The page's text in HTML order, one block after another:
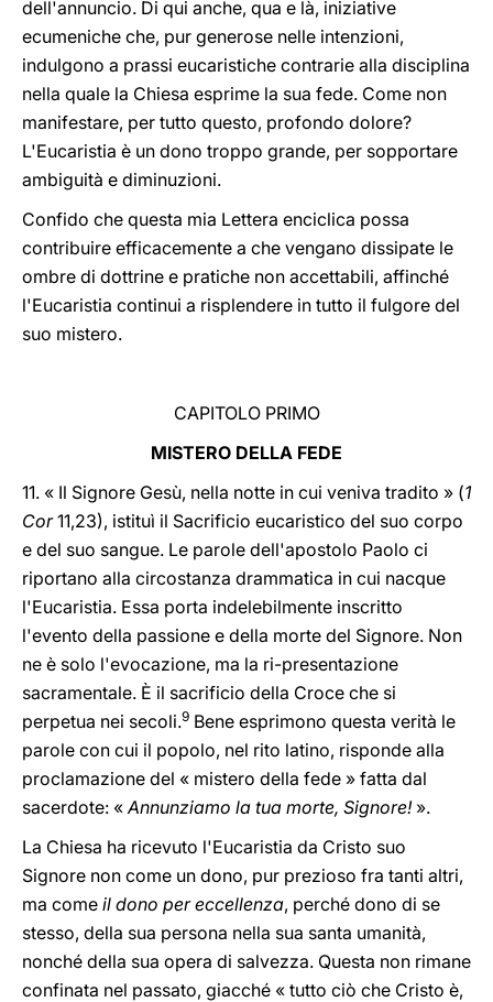
dell'annuncio. Di qui anche, qua e là, iniziative
ecumeniche che, pur generose nelle intenzioni,
indulgono a prassi eucaristiche contrarie alla disciplina
nella quale la Chiesa esprime la sua fede. Come non
manifestare, per tutto questo, profondo dolore?
L'Eucaristia è un dono troppo grande, per sopportare
ambiguità e diminuzioni.
Confido che questa mia Lettera enciclica possa
contribuire efficacemente a che vengano dissipate le
ombre di dottrine e pratiche non accettabili, affinché
l'Eucaristia continui a risplendere in tutto il fulgore del
suo mistero.
CAPITOLO PRIMO
MISTERO DELLA FEDE
11. « Il Signore Gesù, nella notte in cui veniva tradito » (1
Cor11,23), istituì il Sacrificio eucaristico del suo corpo
e del suo sangue. Le parole dell'apostolo Paolo ci
riportano alla circostanza drammatica in cui nacque
l'Eucaristia. Essa porta indelebilmente inscritto
l'evento della passione e della morte del Signore. Non
ne è solo l'evocazione, ma la ri-presentazione
sacramentale. È il sacrificio della Croce che si
perpetua nei secoli.9 Bene esprimono questa verità le
parole con cui il popolo, nel rito latino, risponde alla
proclamazione del « mistero della fede » fatta dal
sacerdote: «Annunziamo la tua morte, Signore!».
La Chiesa ha ricevuto l'Eucaristia da Cristo suo
Signore non come un dono, pur prezioso fra tanti altri,
ma come il dono per eccellenza, perché dono di se
stesso, della sua persona nella sua santa umanità,
nonché della sua opera di salvezza. Questa non rimane
confinata nel passato, giacché « tutto ciò che Cristo è,